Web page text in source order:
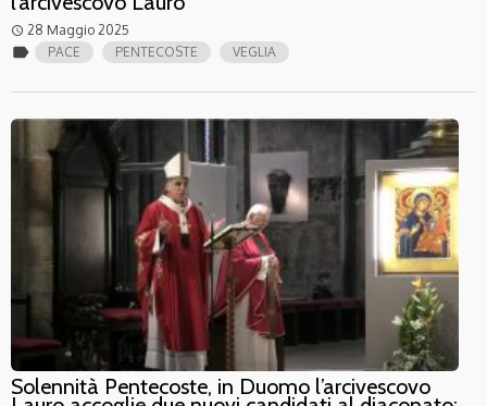
access_time 28 Maggio 2025
label PACE PENTECOSTE VEGLIA
Solennità Pentecoste, in Duomo l’arcivescovo